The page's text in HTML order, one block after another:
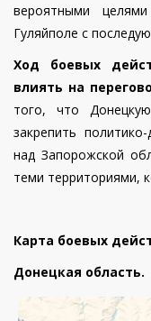
вероятными
Гуляйполе с
Ход боевых
влиять на
того, что
закрепить
над Запорожской
теми территориями,
Карта боевых
Донецкая область.